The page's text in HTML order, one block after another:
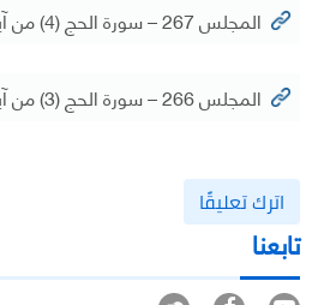
المجلس 267 – سورة الحج (4) من آية 34 – 46
المجلس 266 – سورة الحج (3) من آية 25 – 33
اترك تعليقًا
تابعنا